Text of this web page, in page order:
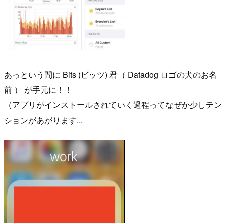
あっという間に Bits (ビッツ) 君（ Datadog ロゴの犬のお名
前 ） が手元に！！
（アプリがインストールされていく過程ってなぜか少しテン
ションがあがります...